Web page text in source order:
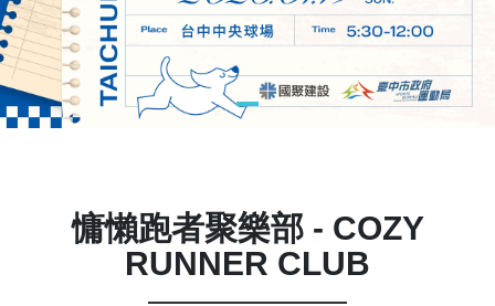
慵懶跑者聚樂部 - COZY
RUNNER CLUB